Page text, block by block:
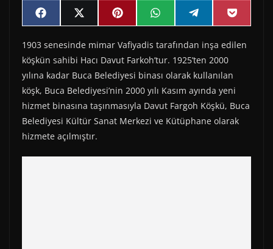
Share
on
F
a
e
b
o
o
k
Share
on
X
(
w
i
t
t
e
r
)
Share
on
P
i
t
e
r
e
s
t
Share
on
W
h
t
s
A
p
p
Share
on
e
e
g
r
a
m
Share
on
P
o
k
1903 senesinde mimar Vafiyadis tarafından inşa edilen
köşkün sahibi Hacı Davut Farkoh’tur. 1925’ten 2000
yılına kadar Buca Belediyesi binası olarak kullanılan
köşk, Buca Belediyesi’nin 2000 yılı Kasım ayında yeni
hizmet binasına taşınmasıyla Davut Fargoh Köşkü, Buca
Belediyesi Kültür Sanat Merkezi ve Kütüphane olarak
hizmete açılmıştır.